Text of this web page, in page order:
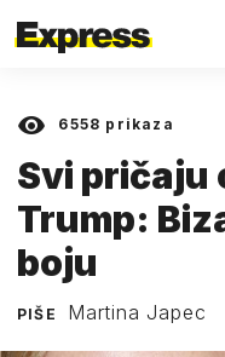
6558 prikaza
Svi pričaju
Trump:
boju
PIŠE Martina Japec